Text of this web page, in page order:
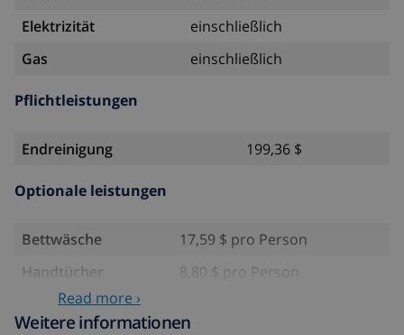
Elektrizität
einschließlich
Gas
einschließlich
Pflichtleistungen
Endreinigung 199,36 $
Optionale leistungen
Bettwäsche
17,59 $ pro Person
Handtücher
8,80 $ pro Person
BabybettRead more ›
Weitere informationen